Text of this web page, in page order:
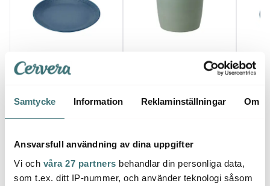
Samtycke Information Reklaminställningar Om
Ansvarsfull användning av dina uppgifter
Vi och våra 27 partners behandlar din personliga data,
som t.ex. ditt IP-nummer, och använder teknologi såsom
Knabstrup Keramik
Knabstrup Tallrik 27 cm
179 kr 299 kr
Knabstrup Keramik
Knabstrup syltkruka 1 L
137 kr 249 kr 131 kr